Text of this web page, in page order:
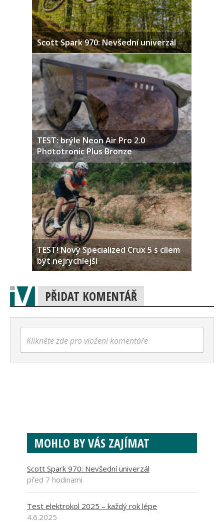
Scott Spark 970: Nevšední univerzál
TEST: brýle Neon Air Pro 2.0
Phototronic Plus Bronze
TEST! Nový Specialized Crux 5 s cílem
být nejrychlejší
PŘIDAT KOMENTÁŘ
Klikněte zde pro vložení komentáře
MOHLO BY VÁS ZAJÍMAT
Scott Spark 970: Nevšední univerzál
před 7 hodinami
Test elektrokol 2025 – každý rok lépe
4.6.2025